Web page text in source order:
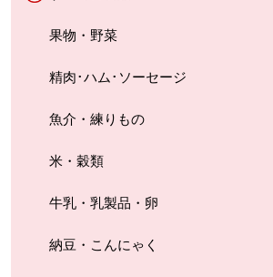
果物・野菜
精肉･ハム･ソーセージ
魚介・練りもの
米・穀類
牛乳・乳製品・卵
納豆・こんにゃく